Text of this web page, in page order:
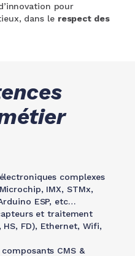
pour
dans le respect des
complexes
IMX, STMx,
ESP, etc…
et traitement
FD), Ethernet, Wifi,
CMS &